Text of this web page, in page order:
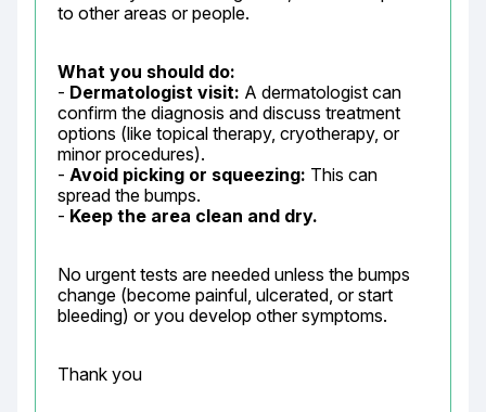
to other areas or people.
What you should do:
- Dermatologist visit: A dermatologist can
confirm the diagnosis and discuss treatment
options (like topical therapy, cryotherapy, or
minor procedures).
- Avoid picking or squeezing: This can
spread the bumps.
- Keep the area clean and dry.
No urgent tests are needed unless the bumps
change (become painful, ulcerated, or start
bleeding) or you develop other symptoms.
Thank you